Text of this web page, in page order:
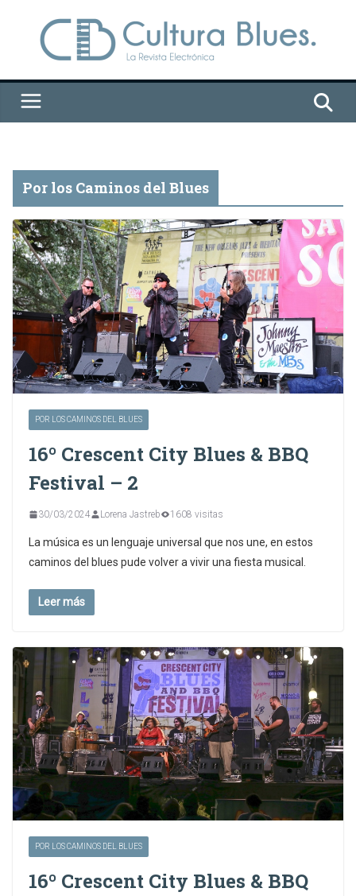
contenido
Por los Caminos del Blues
POR LOS CAMINOS DEL BLUES
16º Crescent City Blues & BBQ
Festival – 2
30/03/2024 Lorena Jastreb 1608 visitas
La música es un lenguaje universal que nos une, en estos
caminos del blues pude volver a vivir una fiesta musical.
Leer más
POR LOS CAMINOS DEL BLUES
16º Crescent City Blues & BBQ